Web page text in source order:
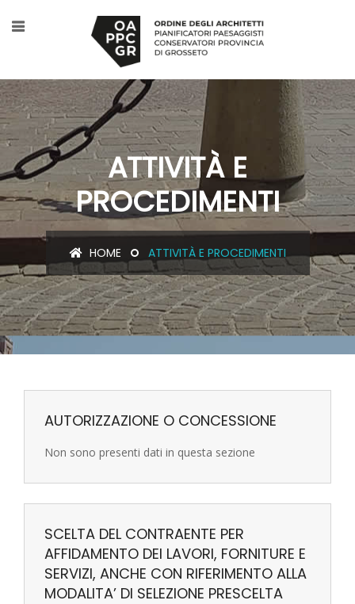
ATTIVITÀ E
PROCEDIMENTI
HOME ATTIVITÀ E PROCEDIMENTI
AUTORIZZAZIONE O CONCESSIONE
Non sono presenti dati in questa sezione
SCELTA DEL CONTRAENTE PER
AFFIDAMENTO DEI LAVORI, FORNITURE E
SERVIZI, ANCHE CON RIFERIMENTO ALLA
MODALITA’ DI SELEZIONE PRESCELTA